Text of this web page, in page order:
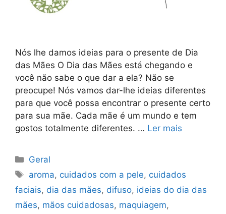
Nós lhe damos ideias para o presente de Dia
das Mães O Dia das Mães está chegando e
você não sabe o que dar a ela? Não se
preocupe! Nós vamos dar-lhe ideias diferentes
para que você possa encontrar o presente certo
para sua mãe. Cada mãe é um mundo e tem
gostos totalmente diferentes. … Ler mais
Categorias
Geral
Etiquetas
aroma, cuidados com a pele, cuidados
faciais, dia das mães, difuso, ideias do dia das
mães, mãos cuidadosas, maquiagem,